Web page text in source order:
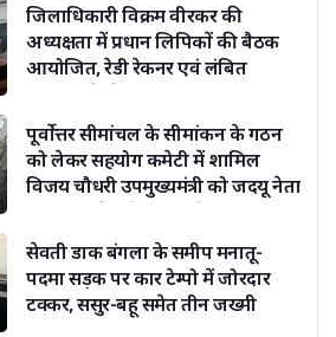
जिलाधिकारी विक्रम वीरकर की
अध्यक्षता में प्रधान लिपिकों की बैठक
आयोजित, रेडी रेकनर एवं लंबित
संचिकाओं की समीक्षा
पूर्वोत्तर सीमांचल के सीमांकन के गठन
को लेकर सहयोग कमेटी में शामिल
विजय चौधरी उपमुख्यमंत्री को जदयू नेता
दिग्विजय सिंह ने दी बधाई
सेवती डाक बंगला के समीप मनातू-
पदमा सड़क पर कार टेम्पो में जोरदार
टक्कर, ससुर-बहू समेत तीन जख्मी